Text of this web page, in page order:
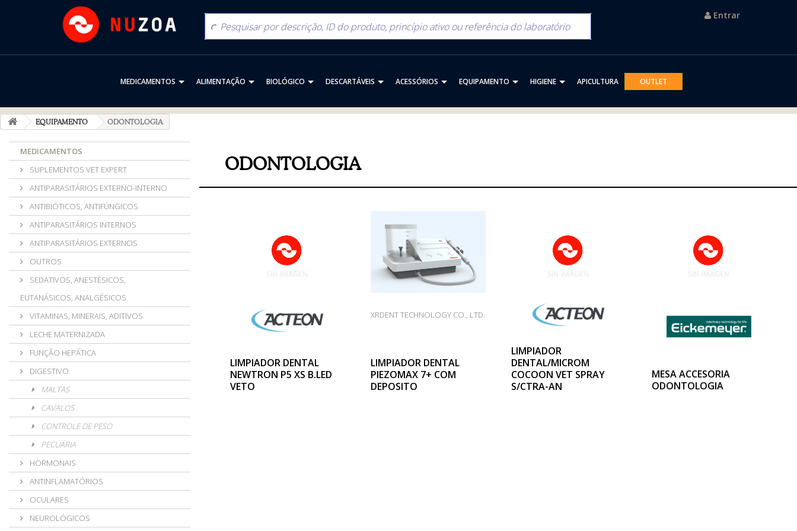
Entrar
MEDICAMENTOS ALIMENTAÇÃO BIOLÓGICO DESCARTÁVEIS ACESSÓRIOS EQUIPAMENTO HIGIENE APICULTURA OUTLET
EQUIPAMENTO ODONTOLOGIA
MEDICAMENTOS
SUPLEMENTOS VET EXPERT
ANTIPARASITÁRIOS EXTERNO-INTERNO
ANTIBIÓTICOS, ANTIFÚNGICOS
ANTIPARASITÁRIOS INTERNOS
ANTIPARASITÁRIOS EXTERNOS
OUTROS
SEDATIVOS, ANESTÉSICOS,
EUTANÁSICOS, ANALGÉSICOS
VITAMINAS, MINERAIS, ADITIVOS
LECHE MATERNIZADA
FUNÇÃO HEPÁTICA
DIGESTIVO
MALTAS
CAVALOS
CONTROLE DE PESO
PECUÁRIA
HORMONAIS
ANTINFLAMATÓRIOS
OCULARES
NEUROLÓGICOS
ODONTOLOGIA
LIMPIADOR DENTAL
NEWTRON P5 XS B.LED
VETO
XRDENT TECHNOLOGY CO., LTD.
LIMPIADOR DENTAL
PIEZOMAX 7+ COM
DEPOSITO
LIMPIADOR
DENTAL/MICROM
COCOON VET SPRAY
S/CTRA-AN
MESA ACCESORIA
ODONTOLOGIA